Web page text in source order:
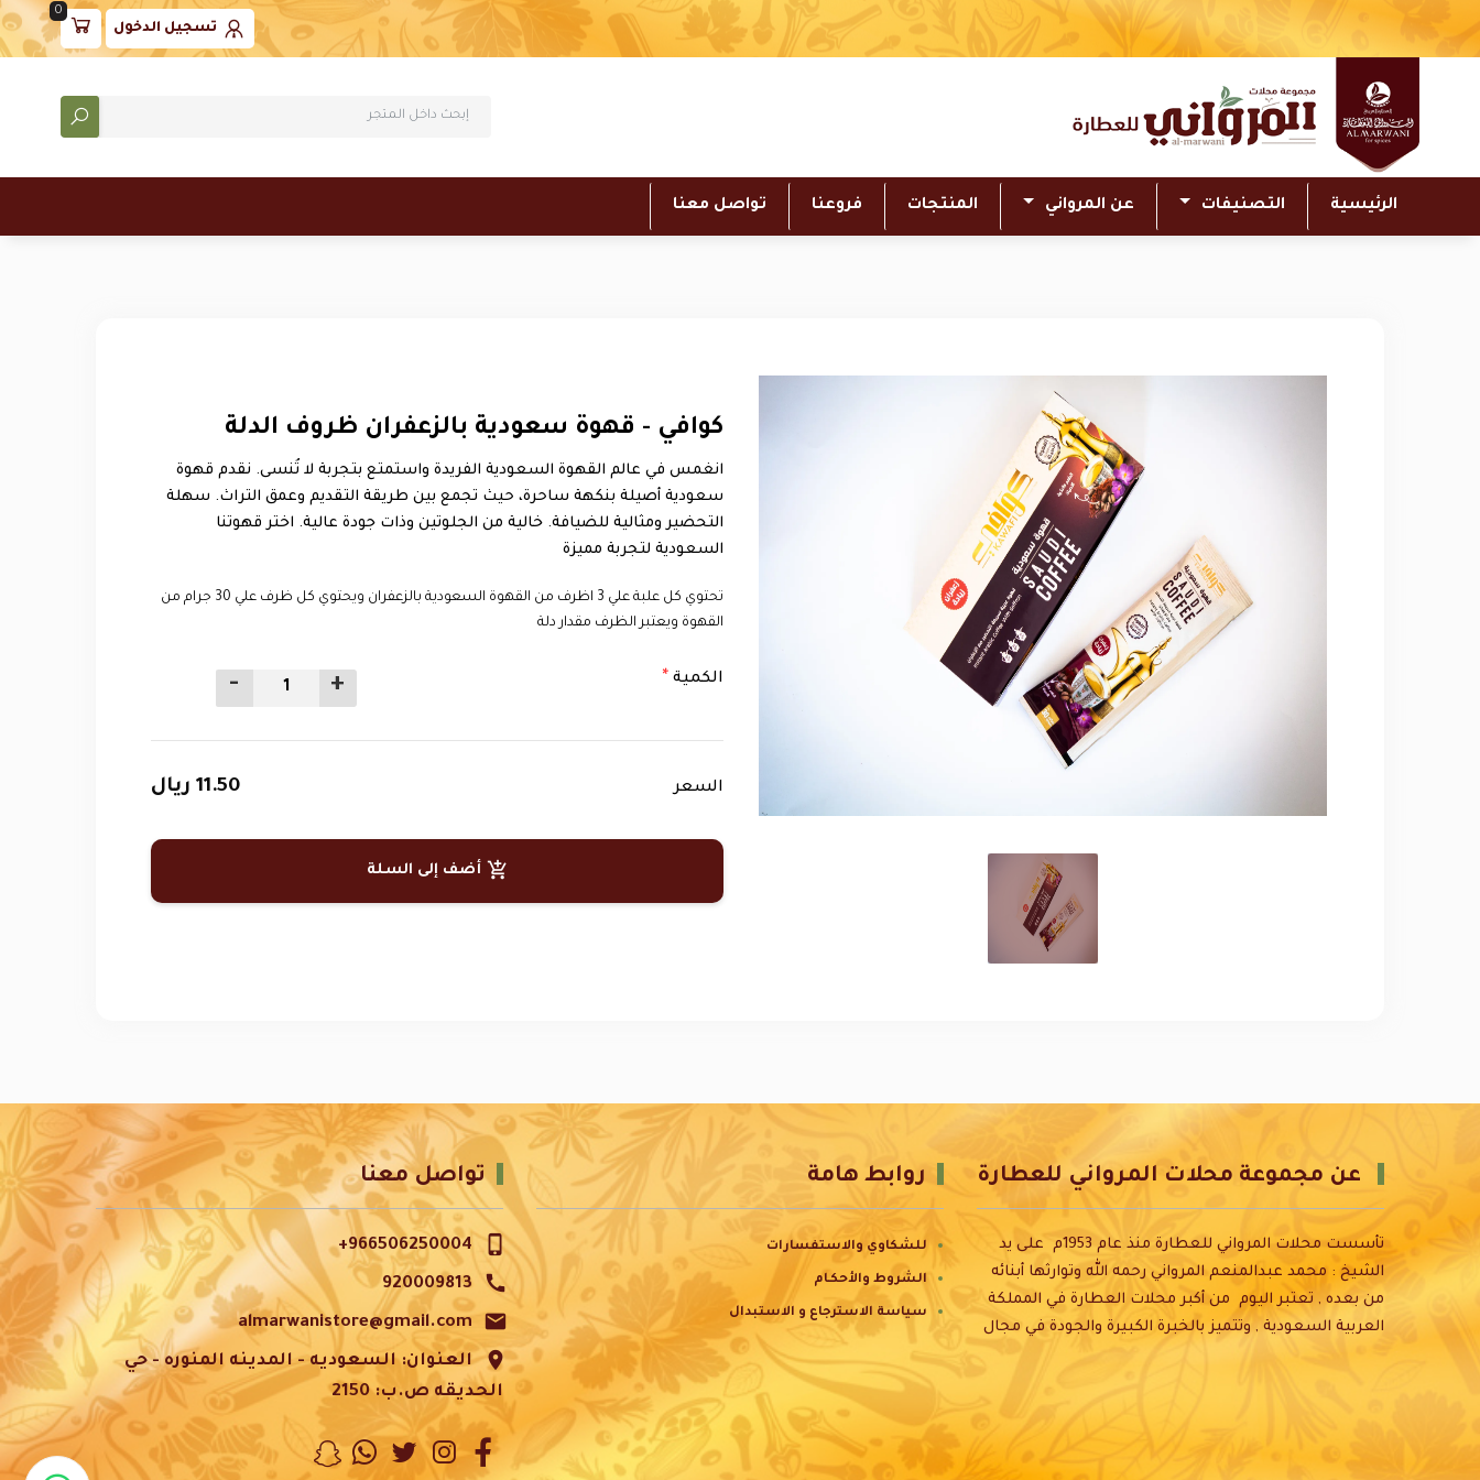
تسجيل الدخول
0
الرئيسية التصنيفات عن المرواني المنتجات فروعنا تواصل معنا
كوافي - قهوة سعودية بالزعفران ظروف الدلة
انغمس في عالم القهوة السعودية الفريدة واستمتع بتجربة لا تُنسى. نقدم قهوة
سعودية أصيلة بنكهة ساحرة، حيث تجمع بين طريقة التقديم وعمق التراث. سهلة
التحضير ومثالية للضيافة. خالية من الجلوتين وذات جودة عالية. اختر قهوتنا
السعودية لتجربة مميزة
تحتوي كل علبة علي 3 اظرف من القهوة السعودية بالزعفران ويحتوي كل ظرف علي 30 جرام من
القهوة ويعتبر الظرف مقدار دلة
الكمية +
-
السعر 11.50 ريال
add_shopping_cart أضف إلى السلة
عن مجموعة محلات المرواني للعطارة
تأسست محلات المرواني للعطارة منذ عام 1953م على يد
الشيخ : محمد عبدالمنعم المرواني رحمه الله وتوارثها أبنائه
من بعده , تعتبر اليوم من أكبر محلات العطارة في المملكة
العربية السعودية , وتتميز بالخبرة الكبيرة والجودة في مجال
مستوى في التغليف والتوصيل , ومن اجل خدمة عملاءنا تم
انشاء موقعنا الإلكتروني، وشعارنا الجودة والتميز
روابط هامة
للشكاوي والاستفسارات
الشروط والأحكـام
سياسة الاسترجاع و الاستبدال
تواصل معنا
phone_iphone
966506250004+
call
920009813
mail
almarwanistore@gmail.com
place العنوان: السعوديه - المدينه المنوره - حي
الحديقه ص.ب: 2150